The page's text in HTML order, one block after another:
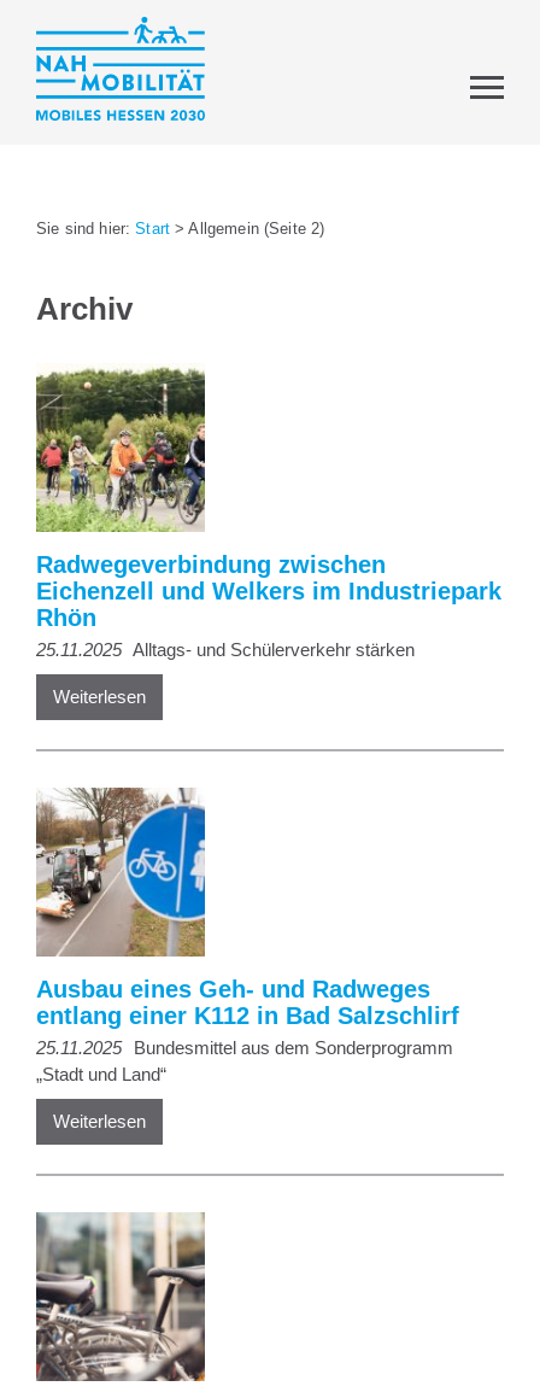
Sie sind hier:Start >Allgemein(Seite 2)
Archiv
Radwegeverbindung zwischen
Eichenzell und Welkers im Industriepark
Rhön
25.11.2025 Alltags- und Schülerverkehr stärken
Weiterlesen
Ausbau eines Geh- und Radweges
entlang einer K112 in Bad Salzschlirf
25.11.2025
Bundesmittel aus dem Sonderprogramm
„Stadt und Land“
Weiterlesen